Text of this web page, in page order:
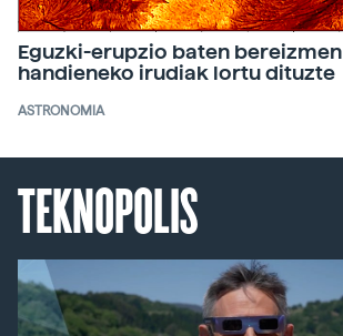
Eguzki-erupzio baten bereizmen
handieneko irudiak lortu dituzte
ASTRONOMIA
TEKNOPOLIS